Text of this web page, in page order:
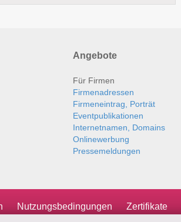
Angebote
Für Firmen
Firmenadressen
Firmeneintrag, Porträt
Eventpublikationen
Internetnamen, Domains
Onlinewerbung
Pressemeldungen
Nutzungsbedingungen Zertifikate